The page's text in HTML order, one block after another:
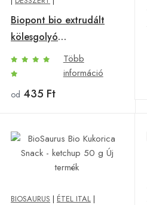
Biopont bio extrudált
kölesgolyó
földimogyorós 75 g
Több
információ
od 435 Ft
BIOSAURUS | ÉTEL ITAL |